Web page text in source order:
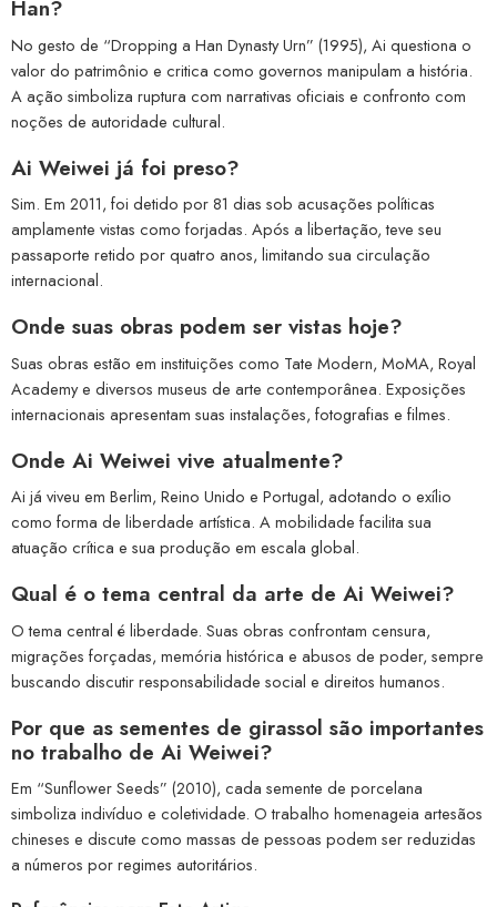
Han?
No gesto de “Dropping a Han Dynasty Urn” (1995), Ai questiona o
valor do patrimônio e critica como governos manipulam a história.
A ação simboliza ruptura com narrativas oficiais e confronto com
noções de autoridade cultural.
Ai Weiwei já foi preso?
Sim. Em 2011, foi detido por 81 dias sob acusações políticas
amplamente vistas como forjadas. Após a libertação, teve seu
passaporte retido por quatro anos, limitando sua circulação
internacional.
Onde suas obras podem ser vistas hoje?
Suas obras estão em instituições como Tate Modern, MoMA, Royal
Academy e diversos museus de arte contemporânea. Exposições
internacionais apresentam suas instalações, fotografias e filmes.
Onde Ai Weiwei vive atualmente?
Ai já viveu em Berlim, Reino Unido e Portugal, adotando o exílio
como forma de liberdade artística. A mobilidade facilita sua
atuação crítica e sua produção em escala global.
Qual é o tema central da arte de Ai Weiwei?
O tema central é liberdade. Suas obras confrontam censura,
migrações forçadas, memória histórica e abusos de poder, sempre
buscando discutir responsabilidade social e direitos humanos.
Por que as sementes de girassol são importantes
no trabalho de Ai Weiwei?
Em “Sunflower Seeds” (2010), cada semente de porcelana
simboliza indivíduo e coletividade. O trabalho homenageia artesãos
chineses e discute como massas de pessoas podem ser reduzidas
a números por regimes autoritários.